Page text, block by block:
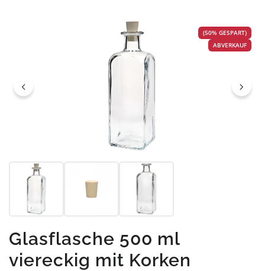
(50% GESPART)
ABVERKAUF
Glasflasche 500 ml
viereckig mit Korken